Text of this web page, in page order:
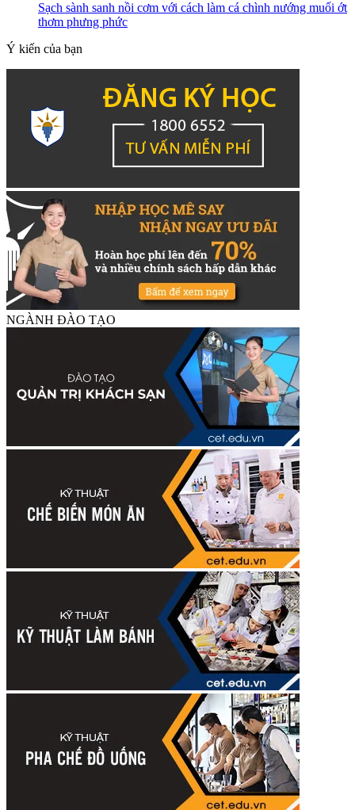
Sạch sành sanh nồi cơm với cách làm cá chình nướng muối ớt
thơm phưng phức
Ý kiến của bạn
NGÀNH ĐÀO TẠO